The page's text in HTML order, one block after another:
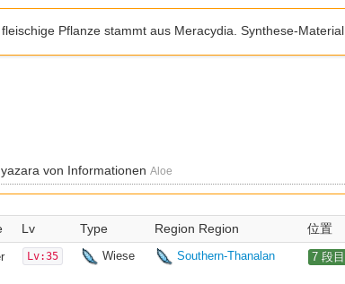
fleischige Pflanze stammt aus Meracydia. Synthese-Material
von Informationen Aloe
Lv Type Region Region 位置
Lv:35 Wiese Southern-Thanalan 7 段目